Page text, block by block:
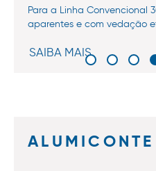
Para a Linha Convencional
aparentes e com vedação
SAIBA MAIS
ALUMICONTE